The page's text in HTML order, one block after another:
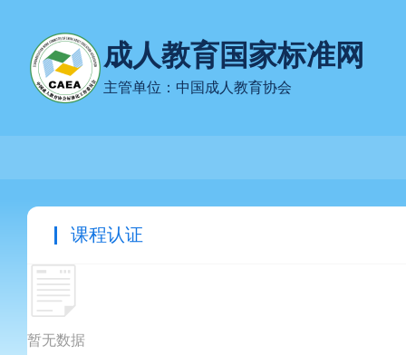
成人教育国家标准网
主管单位：中国成人教育协会
课程认证
暂无数据